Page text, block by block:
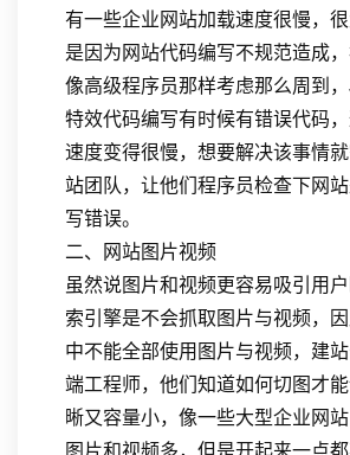
有一些企业网站加载速度很慢，
是因为网站代码编写不规范造成
像高级程序员那样考虑那么周到
特效代码编写有时候有错误代码
速度变得很慢，想要解决该事情
站团队，让他们程序员检查下网
写错误。
二、网站图片视频
虽然说图片和视频更容易吸引用
索引擎是不会抓取图片与视频，
中不能全部使用图片与视频，建
端工程师，他们知道如何切图才
晰又容量小，像一些大型企业网站